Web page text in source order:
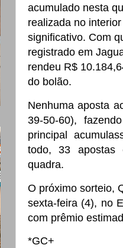
acumulado nesta
realizada no
significativo. Com
registrado em
rendeu R$
do bolão.
Nenhuma aposta
39-50-60),
principal
todo, 33
quadra.
O próximo sorteio,
sexta-feira (4), no
com prêmio
*GC+